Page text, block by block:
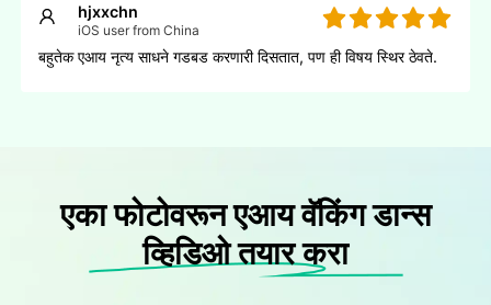
hjxxchn
iOS user from China
बहुतेक एआय नृत्य साधने गडबड करणारी दिसतात, पण ही विषय स्थिर ठेवते.
एका फोटोवरून एआय वॅकिंग डान्स
व्हिडिओ तयार करा